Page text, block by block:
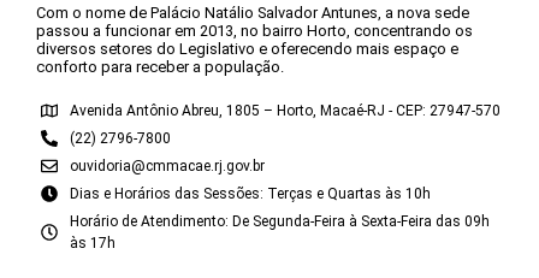
Com o nome de Palácio Natálio Salvador Antunes, a nova sede
passou a funcionar em 2013, no bairro Horto, concentrando os
diversos setores do Legislativo e oferecendo mais espaço e
conforto para receber a população.
Avenida Antônio Abreu, 1805 – Horto, Macaé-RJ - CEP: 27947-570
(22) 2796-7800
ouvidoria@cmmacae.rj.gov.br
Dias e Horários das Sessões: Terças e Quartas às 10h
Horário de Atendimento: De Segunda-Feira à Sexta-Feira das 09h
às 17h